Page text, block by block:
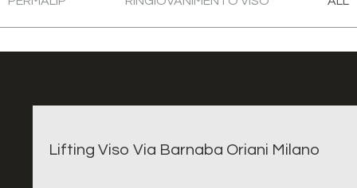
Lifting Viso Via Barnaba Oriani Milano